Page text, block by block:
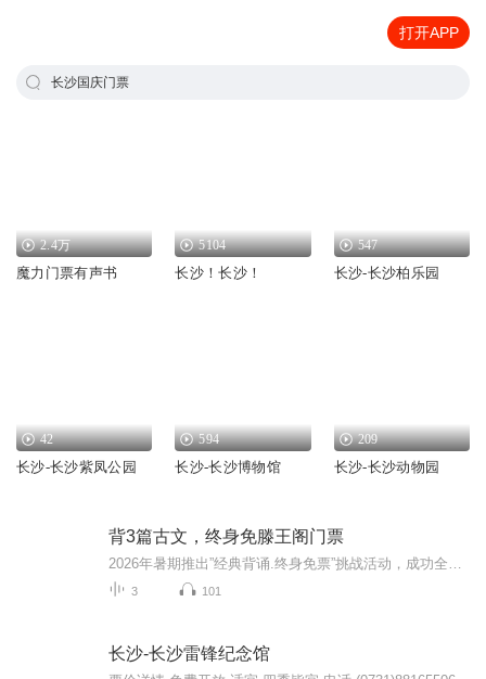
打开APP
长沙国庆门票
2.4万
魔力门票有声书
5104
长沙！长沙！
547
长沙-长沙柏乐园
42
长沙-长沙紫凤公园
594
长沙-长沙博物馆
209
长沙-长沙动物园
背3篇古文，终身免滕王阁门票
3 101
长沙-长沙雷锋纪念馆